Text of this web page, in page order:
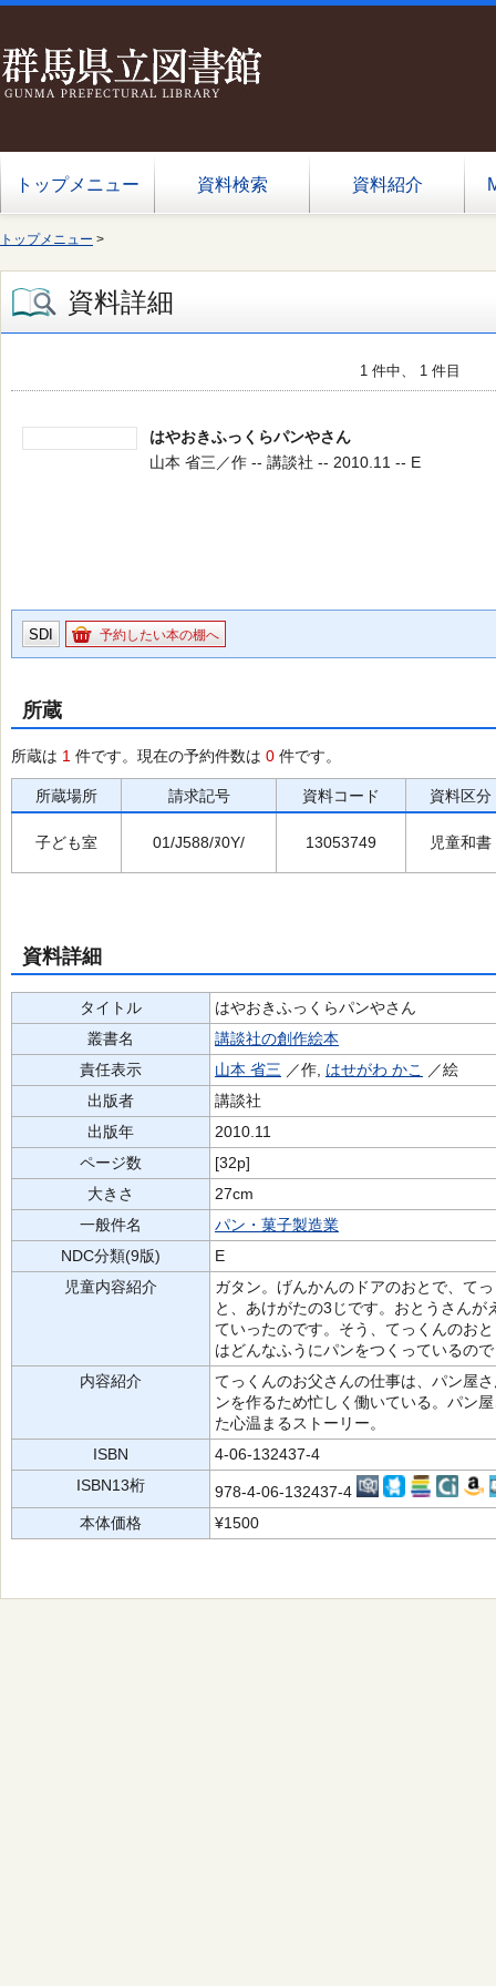
トップメニュー 資料検索 資料紹介
トップメニュー >
資料詳細
1 件中、 1 件目
はやおきふっくらパンやさん
山本 省三／作 -- 講談社 -- 2010.11 -- E
SDI 予約したい本の棚へ
所蔵
所蔵は 1 件です。現在の予約件数は 0 件です。
所蔵場所 請求記号 資料コード 資料区分
子ども室 01/J588/ﾇ0Y/ 13053749 児童和書
資料詳細
タイトル
はやおきふっくらパンやさん
叢書名
講談社の創作絵本
責任表示
山本 省三 ／作, はせがわ かこ
／絵
出版者
講談社
出版年
2010.11
ページ数
[32p]
大きさ
27cm
一般件名
パン・菓子製造業
NDC分類(9版)
E
児童内容紹介
ガタン。げんかんのドアのおとで、て
と、あけがたの3じです。おとうさん
ていったのです。そう、てっくんのお
はどんなふうにパンをつくっているの
内容紹介
てっくんのお父さんの仕事は、パン屋
ンを作るため忙しく働いている。パン
た心温まるストーリー。
ISBN
4-06-132437-4
ISBN13桁
978-4-06-132437-4
本体価格
¥1500